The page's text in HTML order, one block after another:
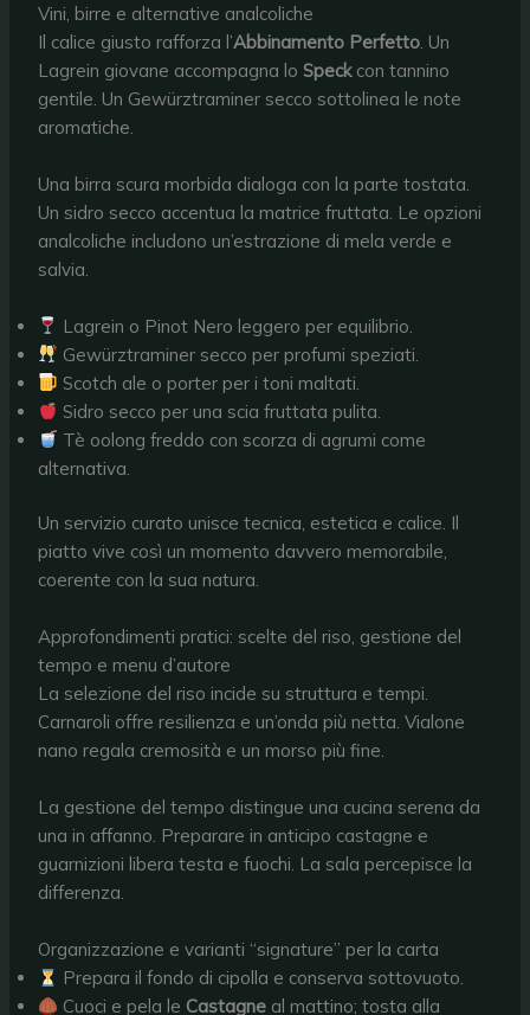
Vini, birre e alternative analcoliche
Il calice giusto rafforza l’Abbinamento Perfetto. Un
Lagrein giovane accompagna loSpeckcon tannino
gentile. Un Gewürztraminer secco sottolinea le note
aromatiche.
Una birra scura morbida dialoga con la parte tostata.
Un sidro secco accentua la matrice fruttata. Le opzioni
analcoliche includono un’estrazione di mela verde e
salvia.
Lagrein o Pinot Nero leggero per equilibrio.
Gewürztraminer secco per profumi speziati.
Scotch ale o porter per i toni maltati.
Sidro secco per una scia fruttata pulita.
Tè oolong freddo con scorza di agrumi come
alternativa.
Un servizio curato unisce tecnica, estetica e calice. Il
piatto vive così un momento davvero memorabile,
coerente con la sua natura.
Approfondimenti pratici: scelte del riso, gestione del
tempo e menu d’autore
La selezione del riso incide su struttura e tempi.
Carnaroli offre resilienza e un’onda più netta. Vialone
nano regala cremosità e un morso più fine.
La gestione del tempo distingue una cucina serena da
una in affanno. Preparare in anticipo castagne e
guarnizioni libera testa e fuochi. La sala percepisce la
differenza.
Organizzazione e varianti “signature” per la carta
Prepara il fondo di cipolla e conserva sottovuoto.
Cuoci e pela le Castagne al mattino; tosta alla